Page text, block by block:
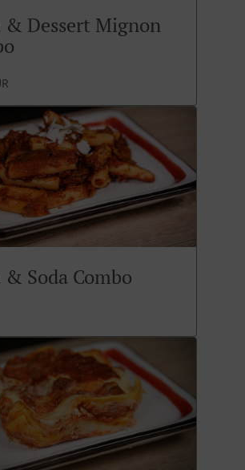
& Dessert Mignon
& Soda Combo